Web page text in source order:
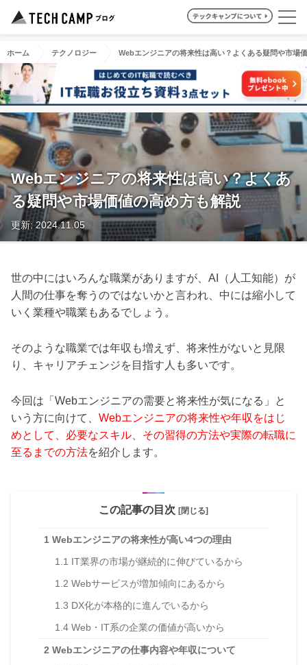
ホーム テクノロジー Webエンジニアの将来性は高い？よくある疑問や市場
Webエンジニアの将来性は高い？よくあ
る疑問や市場価値の高め方も解説
更新: 2024.11.05
世の中にはいろんな職業がありますが、AI（人工知能）が
人間の仕事を奪うのではないかと言われ、中には縮小して
いく業種や職業もあるでしょう。
そのような職業では年収も増えず、将来性がないと見限
り、キャリアチェンジを目指す人も多いです。
今回は「Webエンジニアの需要と将来性が気になる」と
いう方に向けて、 Webエンジニアの将来性や年収をはじ
めとして、必要なスキル、その習得の方法や実際の転職に
至るまでの方法を紹介します。
この記事の目次 [閉じる]
1 Webエンジニアの将来性が高い4つの理由
1.1 IT業界の市場が継続的に伸びているから
1.2 Webサービスが増加傾向にあるから
1.3 DX化が本格的に進んでいるから
1.4 Web・IT系の企業の価値が高いから
2 Webエンジニアの仕事内容や年収について